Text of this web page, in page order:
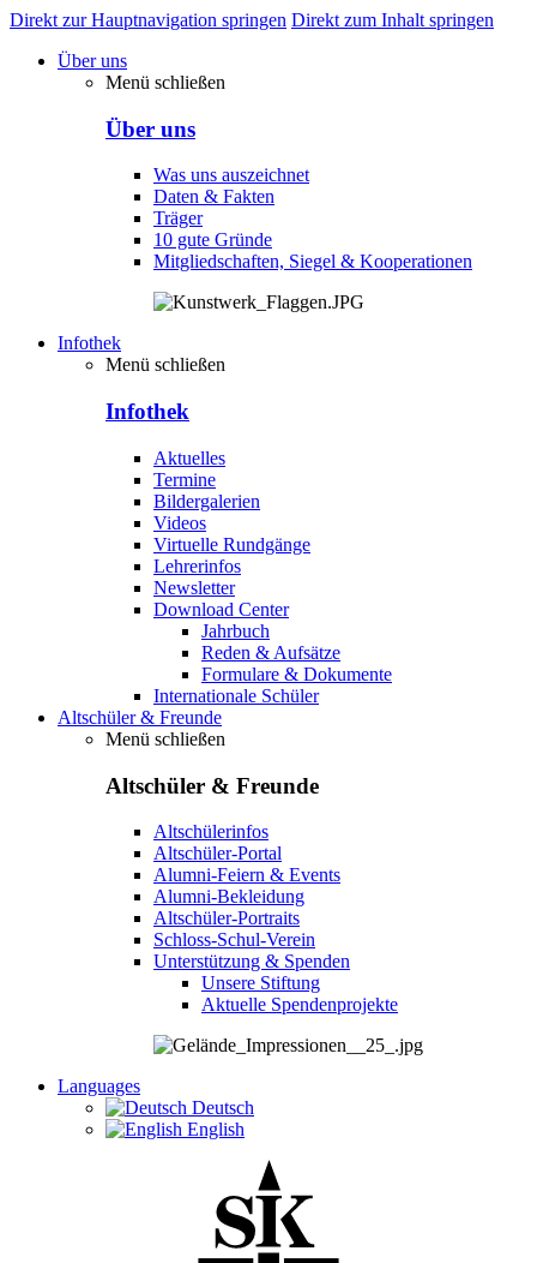
Direkt zur Hauptnavigation springen Direkt zum Inhalt springen
Über uns
Menü schließen
Über uns
Was uns auszeichnet
Daten & Fakten
Träger
10 gute Gründe
Mitgliedschaften, Siegel & Kooperationen
Infothek
Menü schließen
Infothek
Aktuelles
Termine
Bildergalerien
Videos
Virtuelle Rundgänge
Lehrerinfos
Newsletter
Download Center
Jahrbuch
Reden & Aufsätze
Formulare & Dokumente
Internationale Schüler
Altschüler & Freunde
Menü schließen
Altschüler & Freunde
Altschülerinfos
Altschüler-Portal
Alumni-Feiern & Events
Alumni-Bekleidung
Altschüler-Portraits
Schloss-Schul-Verein
Unterstützung & Spenden
Unsere Stiftung
Aktuelle Spendenprojekte
Languages
Deutsch
English